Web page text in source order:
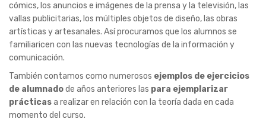
cómics, los anuncios e imágenes de la prensa y la televisión, las
vallas publicitarias, los múltiples objetos de diseño, las obras
artísticas y artesanales. Así procuramos que los alumnos se
familiaricen con las nuevas tecnologías de la información y
comunicación.
También contamos como numerosos ejemplos de ejercicios
de alumnadode años anteriores las para ejemplarizar
prácticasa realizar en relación con la teoría dada en cada
momento del curso.